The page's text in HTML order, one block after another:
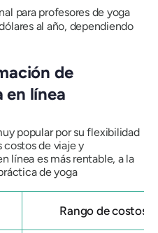
para profesores de yoga
al año, dependiendo
de
en línea
popular por su flexibilidad
costos de viaje y
línea es más rentable, a la
de yoga
Rango de costos